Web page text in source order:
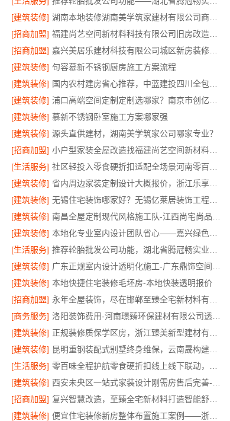
[建筑装修]
[招商加盟]
[招商加盟]
[建筑装修] 句容慕新不锈钢厨房施工方案流程
[建筑装修]
[建筑装修]
[建筑装修] 慕新不锈钢卧室施工方案哪家强
[建筑装修] 源头直供建材，湖南美学筑家公司哪家专业？
[招商加盟]
[生活服务]
[建筑装修]
[建筑装修]
[建筑装修]
[建筑装修]
[生活服务]
[建筑装修]
[建筑装修] 本地快捷住宅装修毛坯房-本地快装透明报价
[招商加盟]
[商务服务]
[建筑装修]
[建筑装修]
[生活服务]
[建筑装修]
[招商加盟]
[建筑装修]